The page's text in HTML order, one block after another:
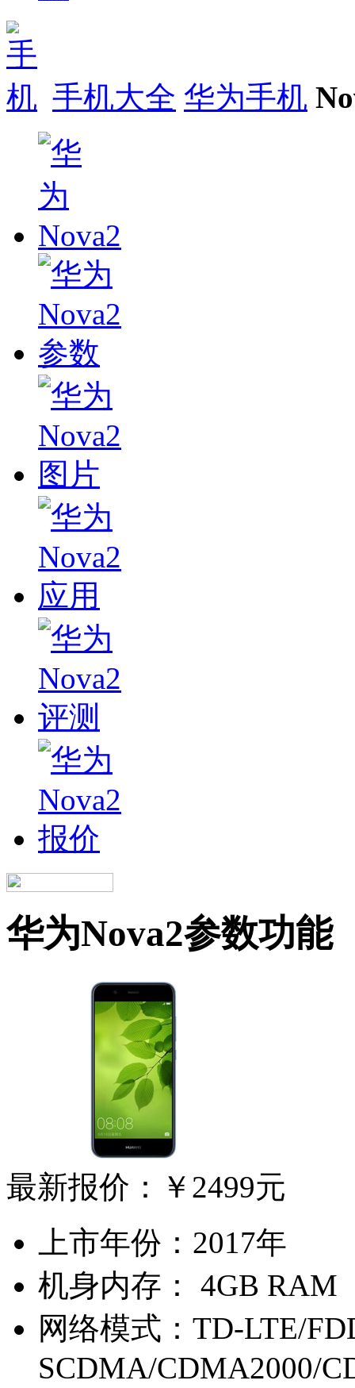
手机大全 华为手机
华为Nova2参数功能
最新报价：
￥2499元
上市年份： 2017年
机身内存：
4GB RAM
网络模式： TD-LTE/
SCDMA/CDMA2000/